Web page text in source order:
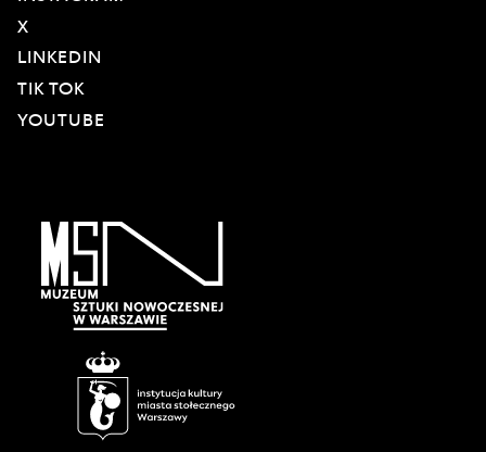
X
LINKEDIN
TIK TOK
YOUTUBE